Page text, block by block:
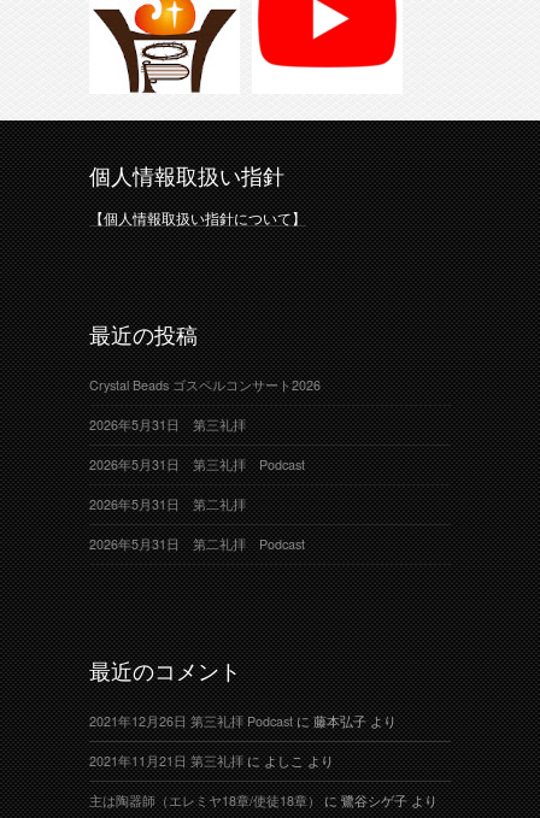
個人情報取扱い指針
【個人情報取扱い指針について】
最近の投稿
Crystal Beads ゴスペルコンサート2026
2026年5月31日 第三礼拝
2026年5月31日 第三礼拝 Podcast
2026年5月31日 第二礼拝
2026年5月31日 第二礼拝 Podcast
最近のコメント
2021年12月26日 第三礼拝 Podcastに藤本弘子より
2021年11月21日 第三礼拝によしこより
主は陶器師（エレミヤ18章/使徒18章）に鷺谷シゲ子より